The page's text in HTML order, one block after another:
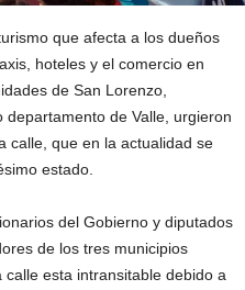
que afecta a los dueños
hoteles y el comercio en
de San Lorenzo,
departamento de Valle, urgieron
calle, que en la actualidad se
estado.
del Gobierno y diputados
de los tres municipios
esta intransitable debido a